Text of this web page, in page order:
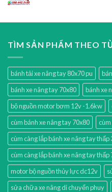
TÌM SẢN PHẨM THEO
bánh tải xe nâng tay 80x70 pu
bánh xe nâng tay 70x80
bánh xe
bộ nguồn motor bơm 12v -1.6kw
cùm bánh xe nâng tay 70x80
cùm
cùm càng lắp bánh xe nâng tay thấp
cùm càng lắp bánh xe nâng tay thấp
motor bộ nguồn thủy lực dc12v
sửa chữa xe nâng di chuyển phuy